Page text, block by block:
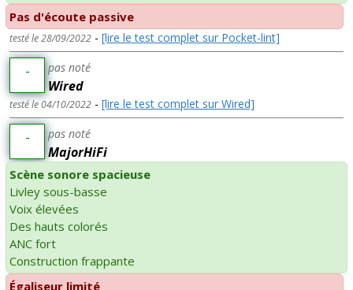
Pas d'écoute passive
testé le 28/09/2022 - [lire le test complet sur Pocket-lint]
- pas noté
Wired
testé le 04/10/2022 - [lire le test complet sur Wired]
- pas noté
MajorHiFi
Scène sonore spacieuse
Livley sous-basse
Voix élevées
Des hauts colorés
ANC fort
Construction frappante
Égaliseur limité